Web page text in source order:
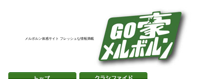
メルボルン体感サイト フレッシュな情報満載